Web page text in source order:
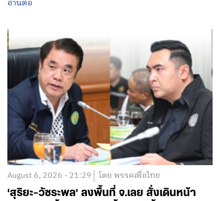
อ่านต่อ
August 6, 2026 - 21:29 โดย พรรคเพื่อไทย
‘สุริยะ-วัชระพล’ ลงพื้นที่ จ.เลย สั่งเดินหน้า